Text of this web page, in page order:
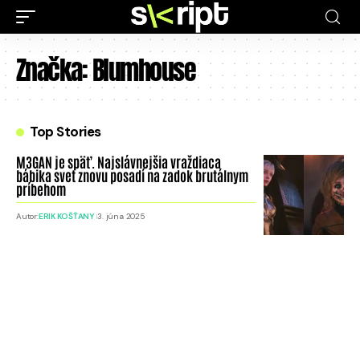
Značka:Blumhouse
Top Stories
M3GAN je späť. Najslávnejšia vraždiaca
bábika svet znovu posadí na zadok brutálnym
príbehom
Autor:ERIK KOŠŤANY 3. júna 2025